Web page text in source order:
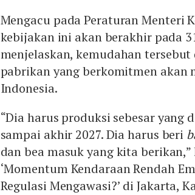
Mengacu pada Peraturan Menteri
kebijakan ini akan berakhir pada
menjelaskan, kemudahan
pabrikan yang berkomitmen akan
Indonesia.
“Dia harus produksi sebesar yang
sampai akhir 2027. Dia harus beri
dan bea masuk yang kita
‘Momentum Kendaraan Rendah
Regulasi Mengawasi?’ di Jakarta,